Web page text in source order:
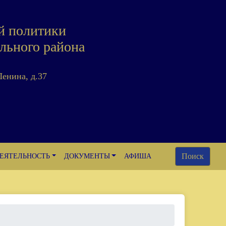
политики
района
д.37
ДОКУМЕНТЫ АФИША Поиск